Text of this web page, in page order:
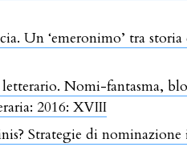
Un ‘emeronimo’ tra
Nomi-fantasma,
2016: XVIII
Strategie di